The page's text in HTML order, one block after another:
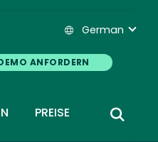
German
ANFORDERN
PREISE